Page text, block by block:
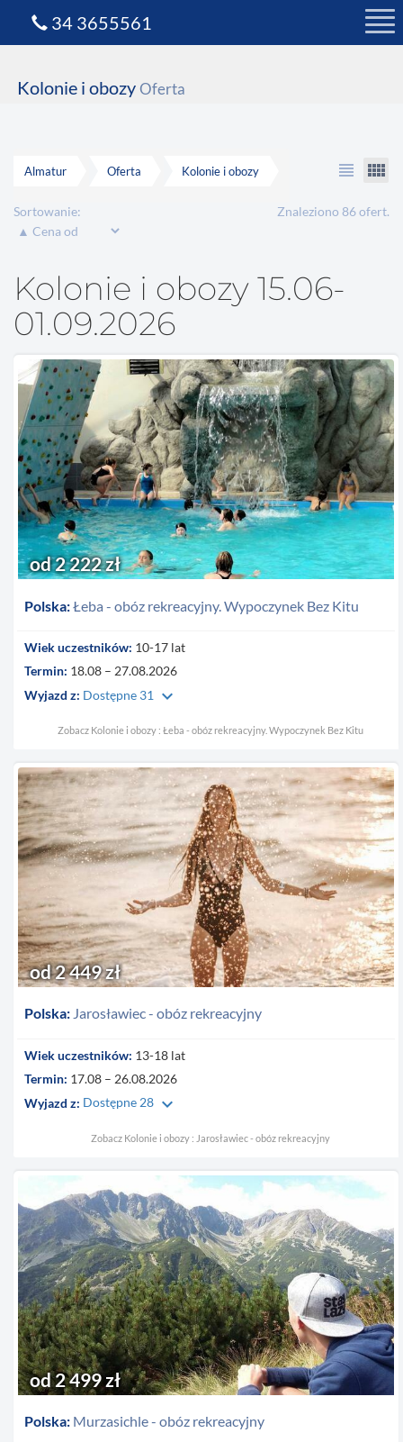
Kolonie i obozy Oferta
Almatur Oferta Kolonie i obozy view_headline view_comfy
Sortowanie: Znaleziono 86 ofert.
Kolonie i obozy 15.06-
01.09.2026
Polska:Łeba - obóz rekreacyjny. Wypoczynek Bez Kitu
od 2 222 zł
Wiek uczestników: 10-17 lat
Termin: 18.08 – 27.08.2026
Wyjazd z: Dostępne 31 keyboard_arrow_down
Zobacz Kolonie i obozy : Łeba - obóz rekreacyjny. Wypoczynek Bez Kitu
Polska: Jarosławiec - obóz rekreacyjny
od 2 449 zł
Wiek uczestników: 13-18 lat
Termin: 17.08 – 26.08.2026
Wyjazd z: Dostępne 28 keyboard_arrow_down
Zobacz Kolonie i obozy : Jarosławiec - obóz rekreacyjny
Polska: Murzasichle - obóz rekreacyjny
od 2 499 zł
34 3655561